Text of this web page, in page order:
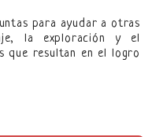
para ayudar a otras
la exploración y el
que resultan en el logro